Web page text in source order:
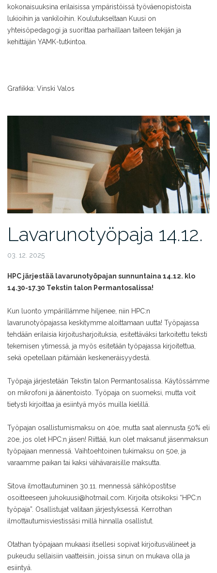
kokonaisuuksina erilaisissa ympäristöissä työväenopistoista
lukioihin ja vankiloihin. Koulutukseltaan Kuusi on
yhteisöpedagogi ja suorittaa parhaillaan taiteen tekijän ja
kehittäjän YAMK-tutkintoa.
Grafiikka: Vinski Valos
Lavarunotyöpaja 14.12.
03. 12. 2025
HPC järjestää lavarunotyöpajan sunnuntaina 14.12. klo
14.30-17.30 Tekstin talon Permantosalissa!
Kun luonto ympärillämme hiljenee, niin HPC:n
lavarunotyöpajassa keskitymme aloittamaan uutta! Työpajassa
tehdään erilaisia kirjoitusharjoituksia, esitettäväksi tarkoitettu teksti
tekemisen ytimessä, ja myös esitetään työpajassa kirjoitettua,
sekä opetellaan pitämään keskeneräisyydestä.
Työpaja järjestetään Tekstin talon Permantosalissa. Käytössämme
on mikrofoni ja äänentoisto. Työpaja on suomeksi, mutta voit
tietysti kirjoittaa ja esiintyä myös muilla kielillä.
Työpajan osallistumismaksu on 40e, mutta saat alennusta 50% eli
20e, jos olet HPC:n jäsen! Riittää, kun olet maksanut jäsenmaksun
työpajaan mennessä. Vaihtoehtoinen tukimaksu on 50e, ja
varaamme paikan tai kaksi vähävaraisille maksutta.
Sitova ilmottautuminen 30.11. mennessä sähköpostitse
osoitteeseen juhokuusi@hotmail.com. Kirjoita otsikoksi “HPC:n
työpaja”. Osallistujat valitaan järjestyksessä. Kerrothan
ilmottautumisviestissäsi millä hinnalla osallistut.
Otathan työpajaan mukaasi itsellesi sopivat kirjoitusvälineet ja
pukeudu sellaisiin vaatteisiin, joissa sinun on mukava olla ja
esiintyä.